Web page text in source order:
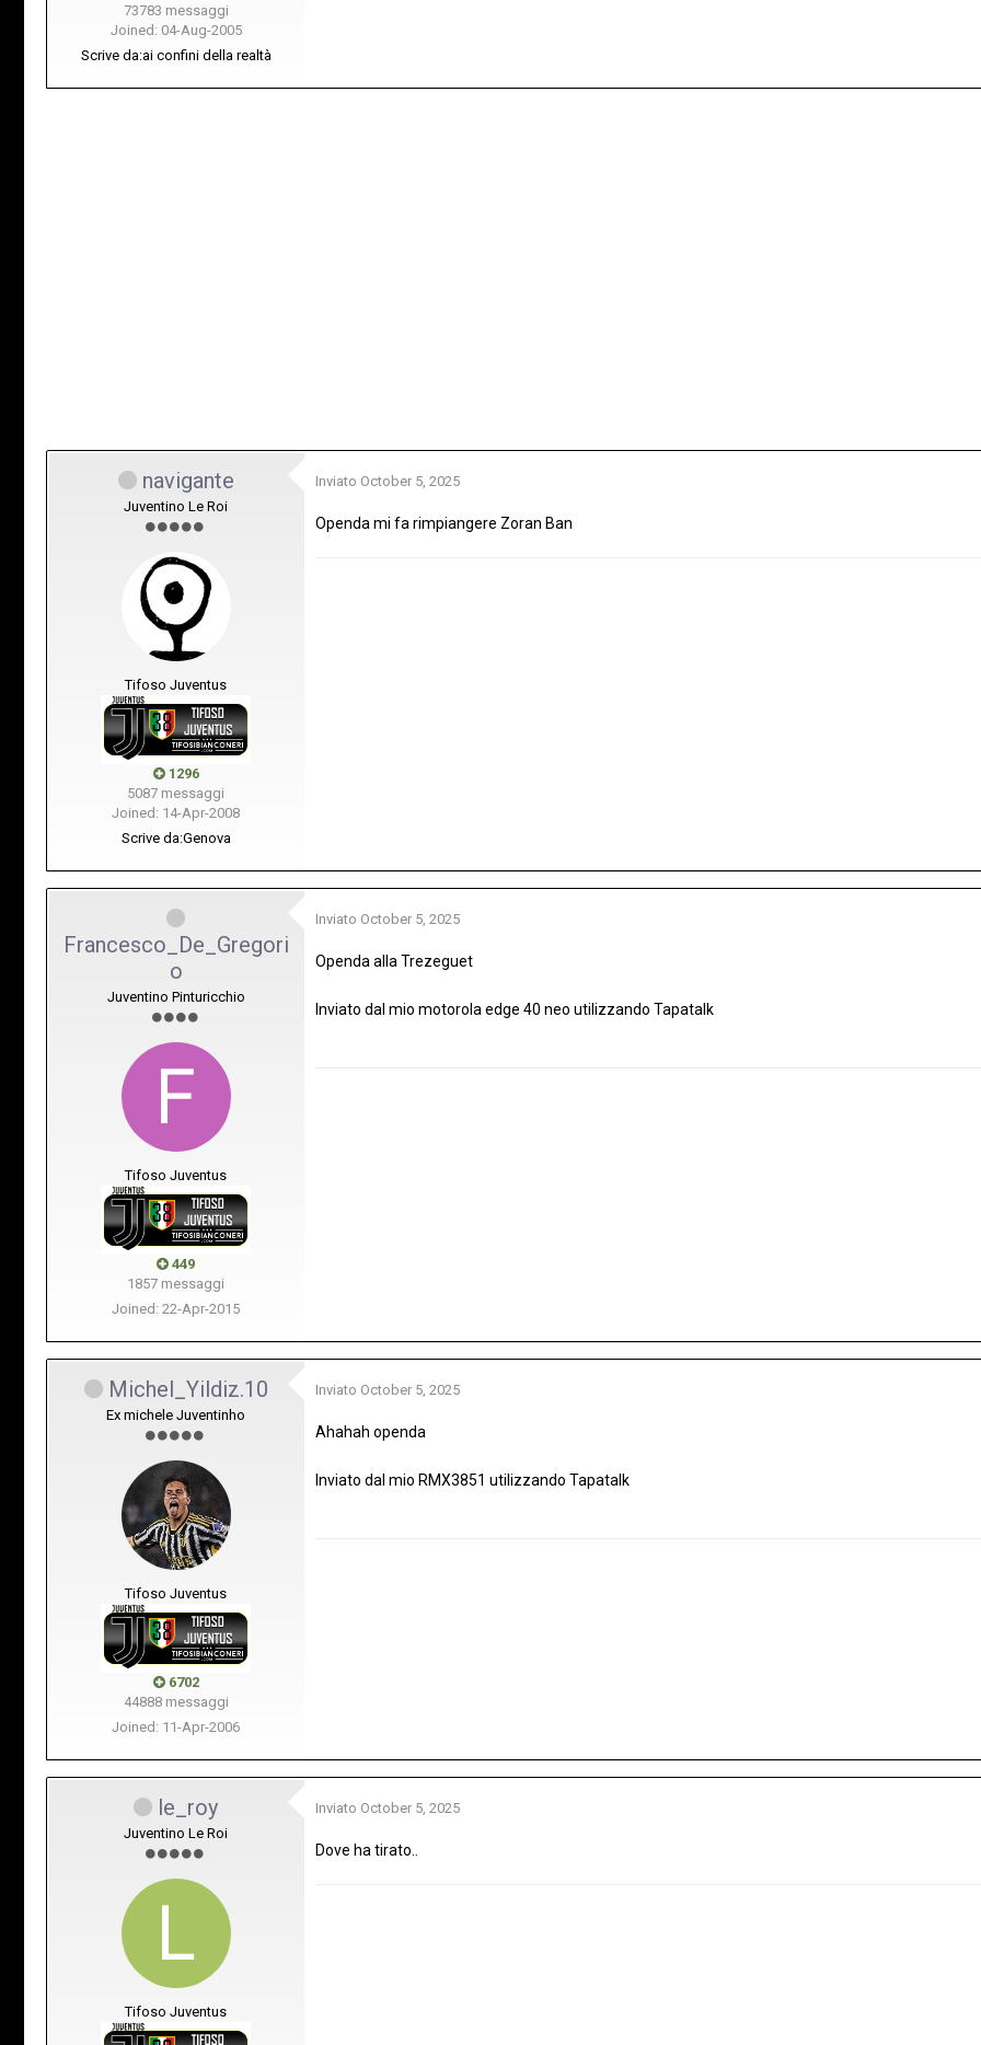
73783 messaggi
Joined: 04-Aug-2005
Scrive da:ai confini della realtà
navigante
Juventino Le Roi
Tifoso Juventus
1296
5087 messaggi
Joined: 14-Apr-2008
Scrive da:Genova
Inviato October 5, 2025
Openda mi fa rimpiangere Zoran Ban
Francesco_De_Gregori
o
Juventino Pinturicchio
Tifoso Juventus
449
1857 messaggi
Joined: 22-Apr-2015
Inviato October 5, 2025
Openda alla Trezeguet
Inviato dal mio motorola edge 40 neo utilizzando Tapatalk
Michel_Yildiz.10
Ex michele Juventinho
Tifoso Juventus
6702
44888 messaggi
Joined: 11-Apr-2006
Inviato October 5, 2025
Ahahah openda
Inviato dal mio RMX3851 utilizzando Tapatalk
le_roy
Juventino Le Roi
Tifoso Juventus
Inviato October 5, 2025
Dove ha tirato..